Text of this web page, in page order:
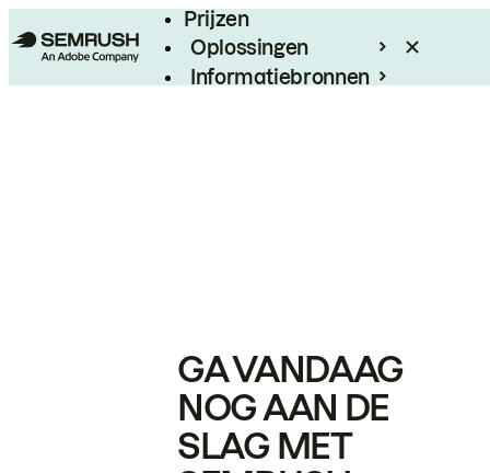
Prijzen
Oplossingen
Informatiebronnen
GA VANDAAG
NOG AAN DE
SLAG MET